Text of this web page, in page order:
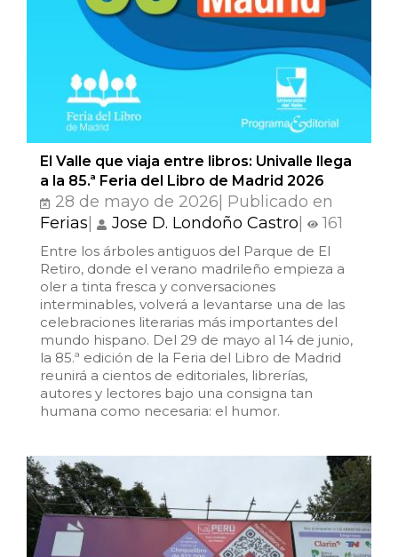
Ciencia política
Ciencias Sociales
Conflicto Armado
Construcción de paz
Derecho
Desarrollo
Diseño
Economía
Educación
Estudios editoriales
Estudios regionales
El Valle que viaja entre libros: Univalle llega
a la 85.ª Feria del Libro de Madrid 2026
28 de mayo de 2026| Publicado en
Ferias
Jose D. Londoño Castro 161
Entre los árboles antiguos del Parque de El
Retiro, donde el verano madrileño empieza a
oler a tinta fresca y conversaciones
interminables, volverá a levantarse una de las
celebraciones literarias más importantes del
mundo hispano. Del 29 de mayo al 14 de junio,
la 85.ª edición de la Feria del Libro de Madrid
reunirá a cientos de editoriales, librerías,
autores y lectores bajo una consigna tan
humana como necesaria: el humor.